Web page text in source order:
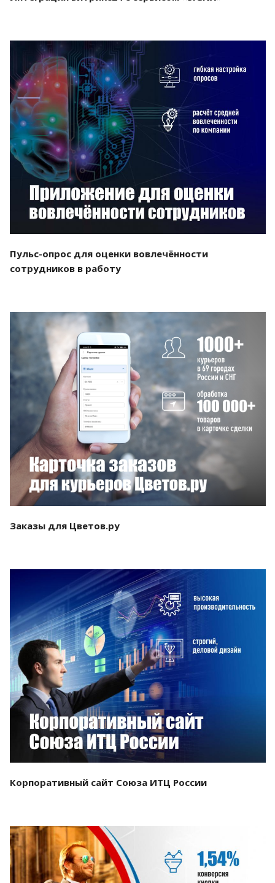
Смотреть проект
Пульс-опрос для оценки вовлечённости
сотрудников в работу
Смотреть проект
Заказы для Цветов.ру
Смотреть проект
Корпоративный сайт Союза ИТЦ России